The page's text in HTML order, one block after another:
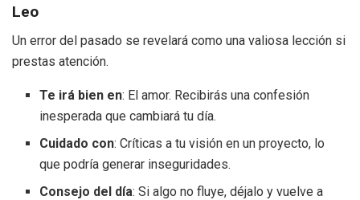
Leo
Un error del pasado se revelará como una valiosa lección si
prestas atención.
Te irá bien en: El amor. Recibirás una confesión
inesperada que cambiará tu día.
Cuidado con: Críticas a tu visión en un proyecto, lo
que podría generar inseguridades.
Consejo del día: Si algo no fluye, déjalo y vuelve a